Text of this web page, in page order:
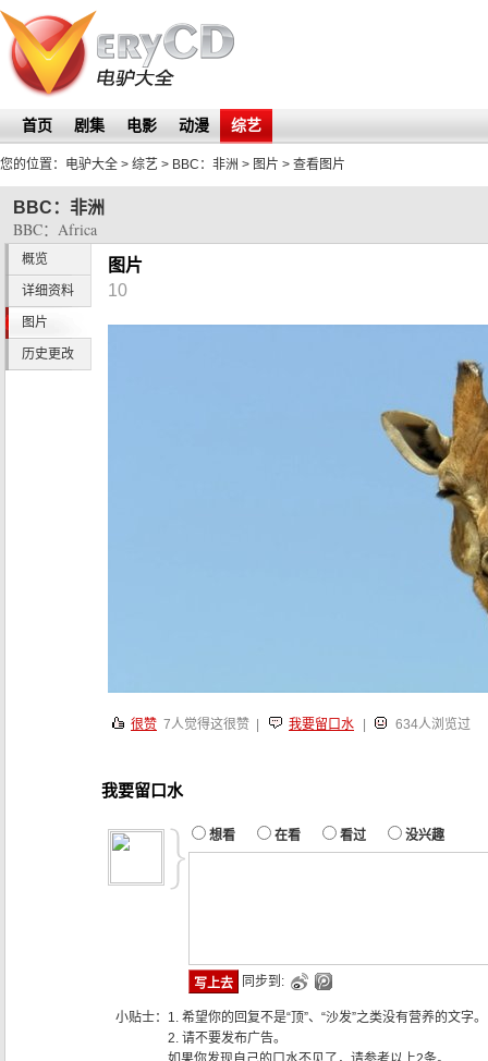
首页 剧集 电影 动漫 综艺
您的位置： 电驴大全 > 综艺 > BBC：非洲 > 图片 > 查看图片
BBC：非洲
BBC：Africa
概览
详细资料
图片
历史更改
图片
10
很赞 7人觉得这很赞 | 我要留口水 634人浏览过
我要留口水
想看 在看 看过 没兴趣
同步到:
小贴士： 1. 希望你的回复不是“顶”、“沙发”之类没有营养的文字。
2. 请不要发布广告。